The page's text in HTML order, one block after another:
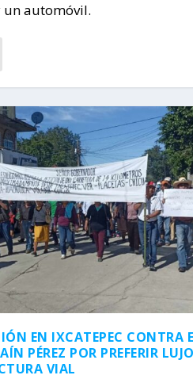
un automóvil.
EN IXCATEPEC CONTRA
PÉREZ POR PREFERIR
VIAL